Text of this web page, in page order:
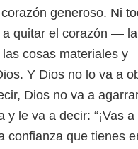
generoso. Ni
a quitar el corazón — la
cosas materiales y
Y Dios no lo va a
Dios no va a
y le va a decir: “¡Vas
confianza que tienes